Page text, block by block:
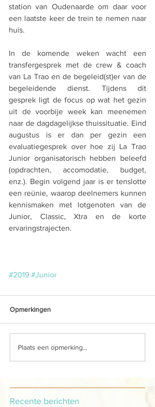
station van Oudenaarde om daar voor
een laatste keer de trein te nemen naar
huis.
In de komende weken wacht een
transfergesprek met de crew & coach
van La Trao en de begeleid(st)er van de
begeleidende dienst. Tijdens dit
gesprek ligt de focus op wat het gezin
uit de voorbije week kan meenemen
naar de dagdagelijkse thuissituatie. Eind
augustus is er dan per gezin een
evaluatiegesprek over hoe zij La Trao
Junior organisatorisch hebben beleefd
(opdrachten, accomodatie, budget,
enz.). Begin volgend jaar is er tenslotte
een reünie, waarop deelnemers kunnen
kennismaken met lotgenoten van de
Junior, Classic, Xtra en de korte
ervaringstrajecten.
#2019 #Junior
Opmerkingen
Plaats een opmerking...
Recente berichten